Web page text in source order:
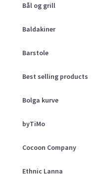
Bål og grill
Baldakiner
Barstole
Best selling products
Bolga kurve
byTiMo
Cocoon Company
Ethnic Lanna